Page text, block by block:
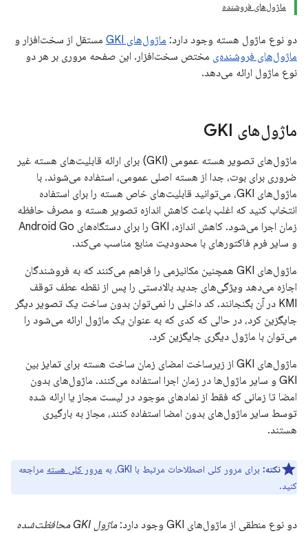
ماژول‌های فروشنده
دو نوع ماژول هسته وجود دارد: ماژول‌های GKI
مستقل از سخت‌افزار و
ماژول‌های فروشنده‌ی مختص سخت‌افزار. این صفحه مروری بر هر دو
نوع ماژول ارائه می‌دهد.
ماژول‌های GKI
ماژول‌های تصویر هسته عمومی (GKI) برای ارائه قابلیت‌های هسته غیر
ضروری برای بوت، جدا از هسته اصلی عمومی، استفاده می‌شوند. با
ماژول‌های GKI، می‌توانید قابلیت‌های خاص هسته را برای استفاده
انتخاب کنید که اغلب باعث کاهش اندازه تصویر هسته و مصرف حافظه
زمان اجرا می‌شود. کاهش اندازه، GKI را برای دستگاه‌های Android Go
و سایر فرم فاکتورهای با محدودیت منابع مناسب می‌کند.
ماژول‌های GKI همچنین مکانیزمی را فراهم می‌کنند که به فروشندگان
اجازه می‌دهد ویژگی‌های جدید بالادستی را پس از نقطه عطف توقف
KMI در آن بگنجانند. کد داخلی را نمی‌توان بدون ساخت یک تصویر دیگر
جایگزین کرد، در حالی که کدی که به عنوان یک ماژول ارائه می‌شود را
می‌توان با ماژول دیگری جایگزین کرد.
ماژول‌های GKI از زیرساخت امضای زمان ساخت هسته برای تمایز بین
GKI و سایر ماژول‌ها در زمان اجرا استفاده می‌کنند. ماژول‌های بدون
امضا تا زمانی که فقط از نمادهای موجود در لیست مجاز یا ارائه شده
توسط سایر ماژول‌های بدون امضا استفاده کنند، مجاز به بارگیری
هستند.
نکته: برای مرور کلی اصطلاحات مرتبط با GKI، به مرور کلی هسته مراجعه
کنید.
دو نوع منطقی از ماژول‌های GKI وجود دارد:
ماژول GKI محافظت‌شده